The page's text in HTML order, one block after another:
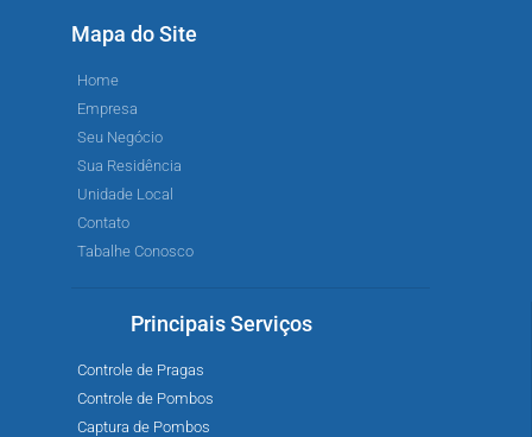
Mapa do Site
Home
Empresa
Seu Negócio
Sua Residência
Unidade Local
Contato
Tabalhe Conosco
Principais Serviços
Controle de Pragas
Controle de Pombos
Captura de Pombos